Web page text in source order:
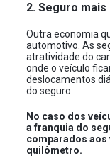
2. Seguro mais
Outra economia
automotivo. As
atratividade do
onde o veículo
deslocamentos
do seguro.
No caso dos
a franquia do
comparados
quilômetro.